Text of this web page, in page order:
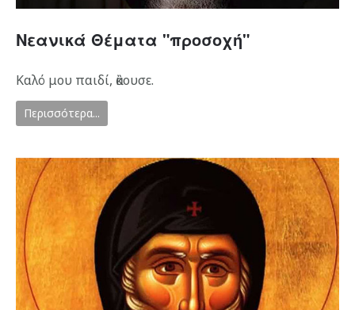
Νεανικά Θέματα "προσοχή"
Καλό μου παιδί, ἂκουσε.
Περισσότερα...